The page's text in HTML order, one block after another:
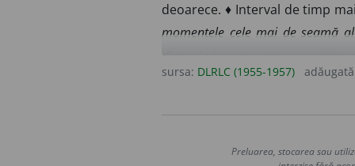
deoarece. ♦ Interval de timp
momentele cele mai de seamă
cînticul său consacrat și tradițional.
foarte scurt.Să arăt, în cîteva
mărime dinamică (forță,
sursa: DLRLC (1955-1957)
Preluarea, stocarea sau